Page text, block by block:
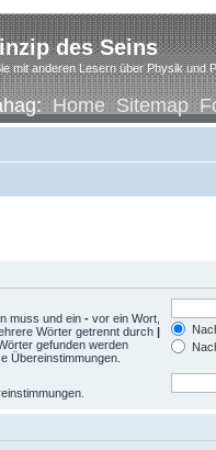
des Seins
mit anderen Lesern über Physik und
Home Sitemap
muss und ein - vor ein Wort,
Wörter getrennt durch |
gefunden werden
Übereinstimmungen.